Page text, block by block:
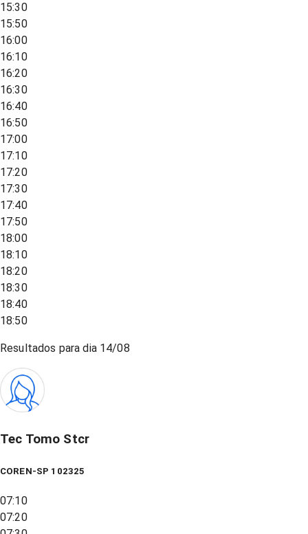
15:30
15:50
16:00
16:10
16:20
16:30
16:40
16:50
17:00
17:10
17:20
17:30
17:40
17:50
18:00
18:10
18:20
18:30
18:40
18:50
Resultados para dia 14/08
Tec Tomo Stcr
COREN-SP 102325
07:10
07:20